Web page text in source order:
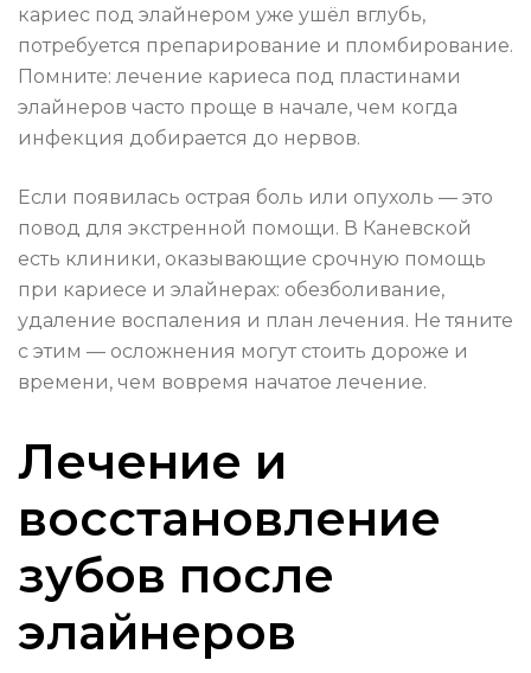
кариес под элайнером уже ушёл вглубь,
потребуется препарирование и пломбирование.
Помните: лечение кариеса под пластинами
элайнеров часто проще в начале, чем когда
инфекция добирается до нервов.
Если появилась острая боль или опухоль — это
повод для экстренной помощи. В Каневской
есть клиники, оказывающие срочную помощь
при кариесе и элайнерах: обезболивание,
удаление воспаления и план лечения. Не тяните
с этим — осложнения могут стоить дороже и
времени, чем вовремя начатое лечение.
Лечение и
восстановление
зубов после
элайнеров